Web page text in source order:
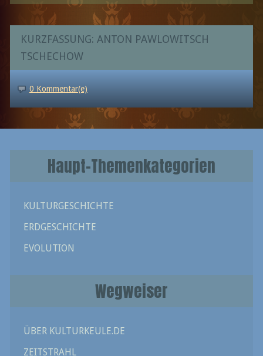
KURZFASSUNG: ANTON PAWLOWITSCH
TSCHECHOW
0 Kommentar(e)
Haupt-Themenkategorien
KULTURGESCHICHTE
ERDGESCHICHTE
EVOLUTION
Wegweiser
ÜBER KULTURKEULE.DE
ZEITSTRAHL